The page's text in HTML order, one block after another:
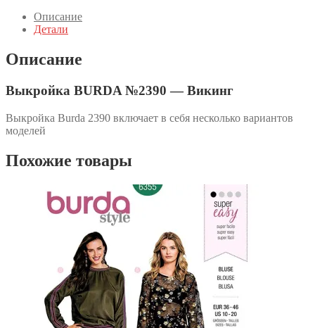
Описание
Детали
Описание
Выкройка BURDA №2390 — Викинг
Выкройка Burda 2390 включает в себя несколько вариантов
моделей
Похожие товары